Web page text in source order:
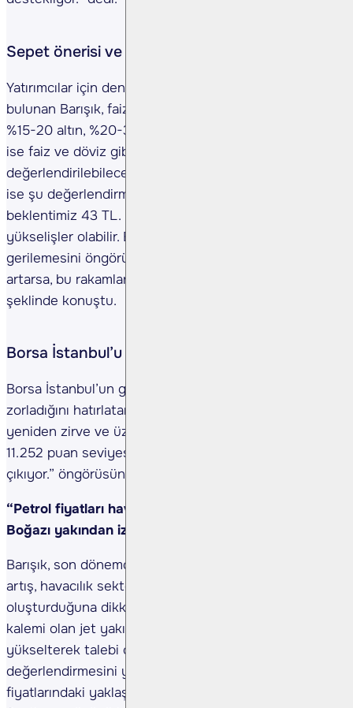
Sepet önerisi ve döviz beklentisi
Yatırımcılar için dengeli bir portföy önerisinde de
bulunan Barışık, faiz hassasiyetine göre değişse de
%15-20 altın, %20-30 hisse senedi, geri kalan kısmın
ise faiz ve döviz gibi enstrümanlarda
değerlendirilebileceğini söyledi. Döviz kuruna dair
ise şu değerlendirmeyi yaptı: “Yıl sonu Dolar/TL
beklentimiz 43 TL. Bu noktalara doğru ufak ufak
yükselişler olabilir. Enflasyonun yaklaşık %34’e
gerilemesini öngörüyoruz. Petrol ve savaş etkisi
artarsa, bu rakamlar yeniden revize edilebilir.”
şeklinde konuştu.
Borsa İstanbul’u ne bekliyor?
Borsa İstanbul’un geçtiğimiz 14-16 ayda yatırımcısını
zorladığını hatırlatan Barışık, “Normalleşme olursa
yeniden zirve ve üzeri görülebilir” dedi. TL bazında
11.252 puan seviyesi ve üzeri hedef olarak öne
çıkıyor.” öngörüsünde bulundu.
“Petrol fiyatları havacılığı baskılıyor, Hürmüz
Boğazı yakından izlenmeli”
Barışık, son dönemdeki petrol fiyatlarında yaşanan
artış, havacılık sektörü için önemli bir maliyet baskısı
oluşturduğuna dikkat çekti. Özellikle en büyük girdi
kalemi olan jet yakıtındaki artışın, bilet fiyatlarını
yükselterek talebi olumsuz etkileyebileceği
değerlendirmesini yaparak, “Maalesef petrol
fiyatlarındaki yaklaşık 10 dolarlık artış, sektörde